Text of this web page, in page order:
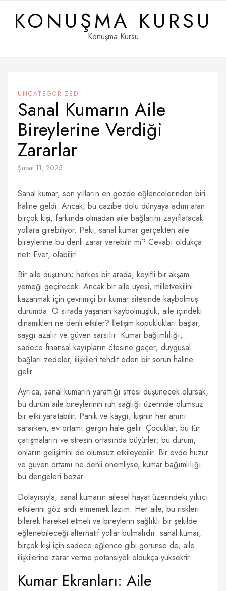
contentKONUŞMA KURSU
Konuşma Kursu
UNCATEGORIZED
Sanal Kumarın Aile
Bireylerine Verdiği
Zararlar
Şubat 11, 2025
Sanal kumar, son yılların en gözde eğlencelerinden biri
haline geldi. Ancak, bu cazibe dolu dünyaya adım atan
birçok kişi, farkında olmadan aile bağlarını zayıflatacak
yollara girebiliyor. Peki, sanal kumar gerçekten aile
bireylerine bu denli zarar verebilir mi? Cevabı oldukça
net: Evet, olabilir!
Bir aile düşünün; herkes bir arada, keyifli bir akşam
yemeği geçirecek. Ancak bir aile üyesi, milletvekilini
kazanmak için çevrimiçi bir kumar sitesinde kaybolmuş
durumda. O sırada yaşanan kaybolmuşluk, aile içindeki
dinamikleri ne denli etkiler? İletişim kopuklukları başlar,
saygı azalır ve güven sarsılır. Kumar bağımlılığı,
sadece finansal kayıpların ötesine geçer; duygusal
bağları zedeler, ilişkileri tehdit eden bir sorun haline
gelir.
Ayrıca, sanal kumarın yarattığı stresi düşünecek olursak,
bu durum aile bireylerinin ruh sağlığı üzerinde olumsuz
bir etki yaratabilir. Panik ve kaygı, kişinin her anını
sararken, ev ortamı gergin hale gelir. Çocuklar, bu tür
çatışmaların ve stresin ortasında büyürler; bu durum,
onların gelişimini de olumsuz etkileyebilir. Bir evde huzur
ve güven ortamı ne denli önemliyse, kumar bağımlılığı
bu dengeleri bozar.
Dolayısıyla, sanal kumarın ailesel hayat üzerindeki yıkıcı
etkilerini göz ardı etmemek lazım. Her aile, bu riskleri
bilerek hareket etmeli ve bireylerin sağlıklı bir şekilde
eğlenebileceği alternatif yollar bulmalıdır. sanal kumar,
birçok kişi için sadece eğlence gibi görünse de, aile
ilişkilerine zarar verme potansiyeli oldukça yüksektir.
Kumar Ekranları: Aile